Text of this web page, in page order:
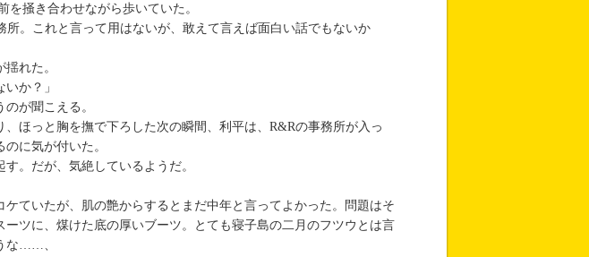
を掻き合わせながら歩いていた。
。これと言って用はないが、敢えて言えば面白い話でもないか
れた。
か？」
が聞こえる。
ほっと胸を撫で下ろした次の瞬間、利平は、R&Rの事務所が入っ
に気が付いた。
。だが、気絶しているようだ。
ていたが、肌の艶からするとまだ中年と言ってよかった。問題はそ
ツに、煤けた底の厚いブーツ。とても寝子島の二月のフツウとは言
な……、